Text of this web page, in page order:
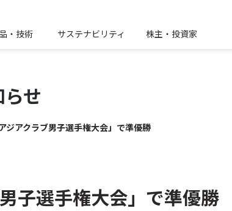
・技術 サステナビリティ 株主・投資家
せ
ジアクラブ男子選手権大会」で準優勝
子選手権大会」で準優勝